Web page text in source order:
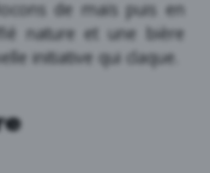
de maïs puis en
nature et une bière
initiative qui claque.